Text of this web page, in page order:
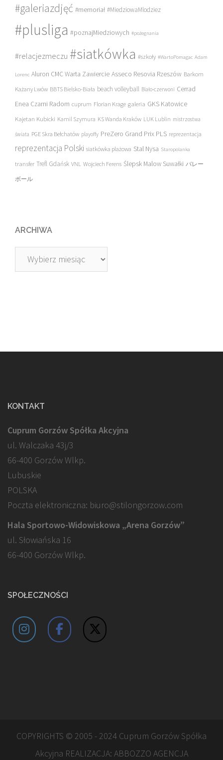
#galeriazdjęć #memoriał #MiedziowaMlodziez
#plusliga #poznajMiedziowych #pożegnania
#relacjezmeczu #siatkówka #szkoły #WartoPomagac Adam
Lorenc Aluron CMC Warta Zawiercie Asseco Resovia Rzeszów Barkom
Każany Lwów BBTS Bielsko-Biała beach volleyball Biało-czerwoni Cerrad
Enea Czarni Radom cuprum Florian Krage galeria GKS Katowice
Kajetan Kubicki Kamil Szymura KS Wanda Kraków LUK Lublin mistrzostwa
świata PGE Skra Bełchatów playoffy PreZero Grand Prix PLS reprezentacja
reprezentacja Polski siatkówka plażowa Stal Nysa Staropolanka
transfer Trefl Gdańsk VNL Wojciech Ferens Ślepsk Malow Suwałki バレー
ボール
ARCHIWA
Archiwa
KONTAKT
Cuprum Gorzów Spółka Akcyjna
ul. Walczaka 43j/3
66-400 Gorzów Wlkp.
Lubuskie
POLSKA
Poczta elektroniczna: biuro@stilongorzow.com
Hala Sportowo-Widowiskowa „Arena Gorzów”
ul. Słowiańska 16
66-400 Gorzów Wlkp.
SPOŁECZNOŚCI
COPYRIGHTS © 2005 - 2024 Cuprum Gorzów Spółka
Akcyjna REALIZACJA: ABBOZZO AGENCJA